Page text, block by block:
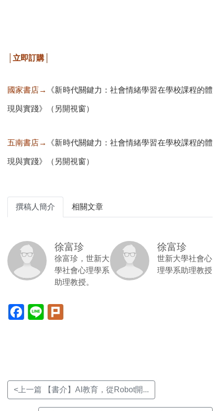
│立即訂購│
國家書店→ 《新時代關鍵力：社會情緒學習在學校課程的體
現與實踐》（另開視窗）
五南書店→ 《新時代關鍵力：社會情緒學習在學校課程的體
現與實踐》（另開視窗）
撰稿人簡介 相關文章
徐富珍
徐富珍，世新大
學社會心理學系
助理教授。
徐富珍
世新大學社會心
理學系助理教授
Facebook(另
開
Line(另
開
<上一篇 【書介】AI教育，從Robot開...